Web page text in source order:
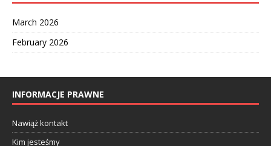
March 2026
February 2026
INFORMACJE PRAWNE
Nawiąż kontakt
Kim jesteśmy